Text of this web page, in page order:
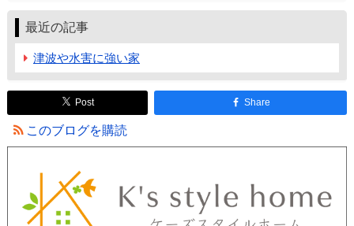
最近の記事
津波や水害に強い家
Post Share
このブログを購読